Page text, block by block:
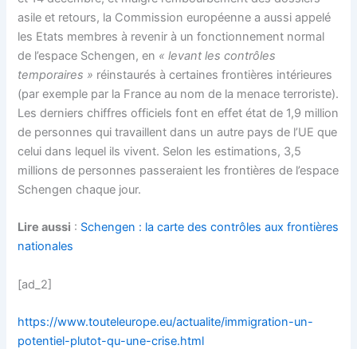
asile et retours, la Commission européenne a aussi appelé
les Etats membres à revenir à un fonctionnement normal
de l’espace Schengen, en « levant les contrôles
temporaires » réinstaurés à certaines frontières intérieures
(par exemple par la France au nom de la menace terroriste).
Les derniers chiffres officiels font en effet état de 1,9 million
de personnes qui travaillent dans un autre pays de l’UE que
celui dans lequel ils vivent. Selon les estimations, 3,5
millions de personnes passeraient les frontières de l’espace
Schengen chaque jour.
Lire aussi : Schengen : la carte des contrôles aux frontières
nationales
[ad_2]
https://www.touteleurope.eu/actualite/immigration-un-
potentiel-plutot-qu-une-crise.html